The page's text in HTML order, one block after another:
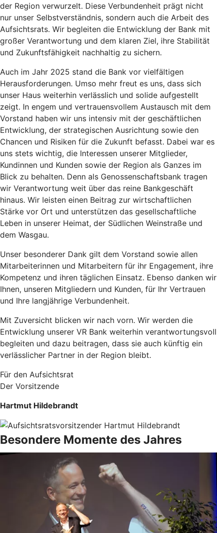
der Region verwurzelt. Diese Verbundenheit prägt nicht
nur unser Selbstverständnis, sondern auch die Arbeit des
Aufsichtsrats. Wir begleiten die Entwicklung der Bank mit
großer Verantwortung und dem klaren Ziel, ihre Stabilität
und Zukunftsfähigkeit nachhaltig zu sichern.
Auch im Jahr 2025 stand die Bank vor vielfältigen
Herausforderungen. Umso mehr freut es uns, dass sich
unser Haus weiterhin verlässlich und solide aufgestellt
zeigt. In engem und vertrauensvollem Austausch mit dem
Vorstand haben wir uns intensiv mit der geschäftlichen
Entwicklung, der strategischen Ausrichtung sowie den
Chancen und Risiken für die Zukunft befasst. Dabei war es
uns stets wichtig, die Interessen unserer Mitglieder,
Kundinnen und Kunden sowie der Region als Ganzes im
Blick zu behalten. Denn als Genossenschaftsbank tragen
wir Verantwortung weit über das reine Bankgeschäft
hinaus. Wir leisten einen Beitrag zur wirtschaftlichen
Stärke vor Ort und unterstützen das gesellschaftliche
Leben in unserer Heimat, der Südlichen Weinstraße und
dem Wasgau.
Unser besonderer Dank gilt dem Vorstand sowie allen
Mitarbeiterinnen und Mitarbeitern für ihr Engagement, ihre
Kompetenz und ihren täglichen Einsatz. Ebenso danken wir
Ihnen, unseren Mitgliedern und Kunden, für Ihr Vertrauen
und Ihre langjährige Verbundenheit.
Mit Zuversicht blicken wir nach vorn. Wir werden die
Entwicklung unserer VR Bank weiterhin verantwortungsvoll
begleiten und dazu beitragen, dass sie auch künftig ein
verlässlicher Partner in der Region bleibt.
Für den Aufsichtsrat
Der Vorsitzende
Hartmut Hildebrandt
Besondere Momente des Jahres